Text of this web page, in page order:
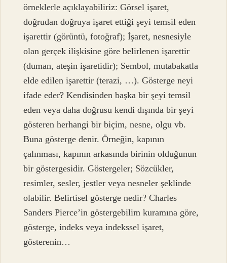
örneklerle açıklayabiliriz: Görsel işaret,
doğrudan doğruya işaret ettiği şeyi temsil eden
işarettir (görüntü, fotoğraf); İşaret, nesnesiyle
olan gerçek ilişkisine göre belirlenen işarettir
(duman, ateşin işaretidir); Sembol, mutabakatla
elde edilen işarettir (terazi, …). Gösterge neyi
ifade eder? Kendisinden başka bir şeyi temsil
eden veya daha doğrusu kendi dışında bir şeyi
gösteren herhangi bir biçim, nesne, olgu vb.
Buna gösterge denir. Örneğin, kapının
çalınması, kapının arkasında birinin olduğunun
bir göstergesidir. Göstergeler; Sözcükler,
resimler, sesler, jestler veya nesneler şeklinde
olabilir. Belirtisel gösterge nedir? Charles
Sanders Pierce’in göstergebilim kuramına göre,
gösterge, indeks veya indekssel işaret,
gösterenin…